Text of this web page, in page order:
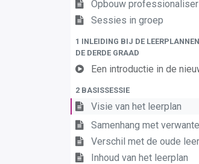
Opbouw
Sessies in groep
1 INLEIDING BIJ DE
DE DERDE GRAAD
Een introductie in de nieuwe leerplannen van de derde
2 BASISSESSIE
Visie van het leerplan
Samenhang met verwante
Verschil met de oude
Inhoud van het leerplan